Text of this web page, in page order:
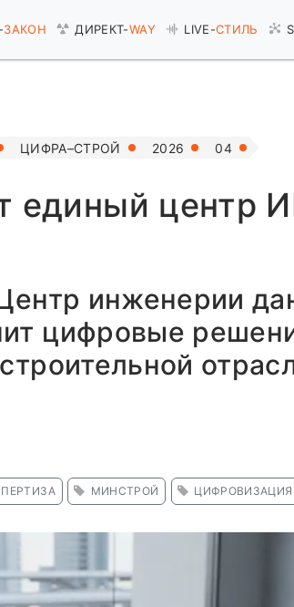
ЗАКОН ДИРЕКТ-WAY LIVE-СТИЛЬ
ЦИФРА–СТРОЙ 2026 04
единый центр
инженерии
цифровые
МИНСТРОЙ ЦИФРОВИЗАЦИЯ